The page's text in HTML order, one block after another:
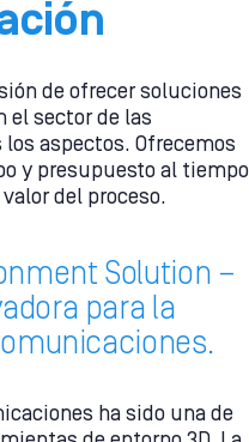
de ofrecer soluciones
el sector de las
aspectos. Ofrecemos
y presupuesto al tiempo
del proceso.
Solution –
para la
ha sido una de